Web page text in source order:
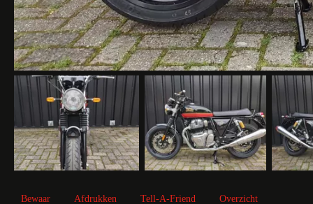
Bewaar Afdrukken Tell-A-Friend Overzicht